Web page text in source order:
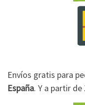
Envíos gratis para
España. Y a partir de